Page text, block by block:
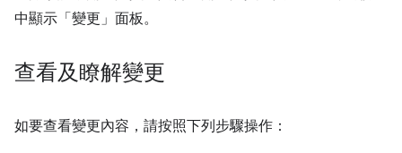
中顯示「變更」 面板。
查看及瞭解變更
如要查看變更內容，請按照下列步驟操作：